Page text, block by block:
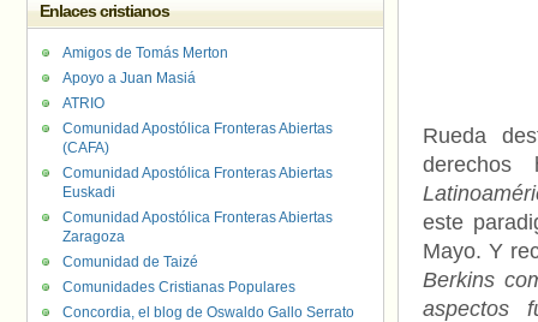
Rueda
este
Mayo. Y
Berkins
aspectos
Enlaces cristianos
Amigos de Tomás Merton
Apoyo a Juan Masiá
ATRIO
Comunidad Apostólica Fronteras Abiertas
(CAFA)
Comunidad Apostólica Fronteras Abiertas
Euskadi
Comunidad Apostólica Fronteras Abiertas
Zaragoza
Comunidad de Taizé
Comunidades Cristianas Populares
Concordia, el blog de Oswaldo Gallo Serrato